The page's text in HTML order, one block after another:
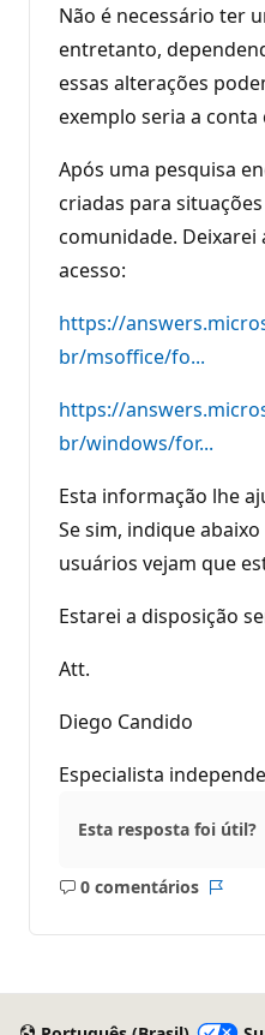
Não é necessário ter
entretanto,
essas alterações
exemplo seria a conta
Após uma pesquisa
criadas para
comunidade. Deixarei
acesso:
https://
br/msoffice/fo...
https://
br/windows/for...
Esta informação lhe
Se sim, indique
usuários vejam que
Estarei a disposição
Att.
Diego Candido
Especialista
Esta resposta foi útil?
0 comentários
Sem